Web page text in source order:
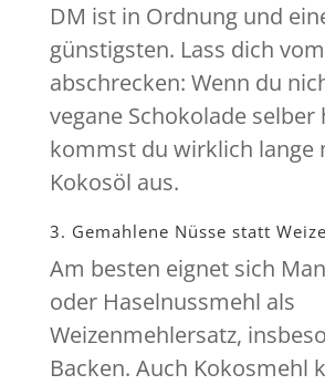
DM ist in Ordnung und
günstigsten. Lass dich
abschrecken: Wenn du
vegane Schokolade selber
kommst du wirklich lange
Kokosöl aus.
3. Gemahlene Nüsse statt
Am besten eignet sich
oder Haselnussmehl als
Weizenmehlersatz,
Backen. Auch Kokosmehl